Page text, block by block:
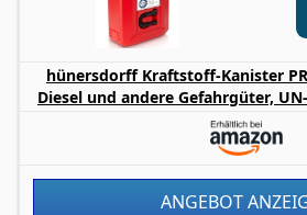
hünersdorff Kraftstoff-Kanister
Diesel und andere Gefahrgüter,
Germany, TÜV-geprüfter
ANGEBOT